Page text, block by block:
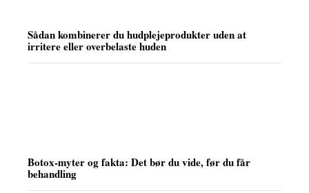
Sådan kombinerer du hudplejeprodukter uden at
irritere eller overbelaste huden
Botox-myter og fakta: Det bør du vide, før du får
behandling